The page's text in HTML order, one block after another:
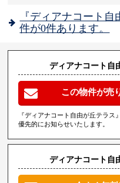
『ディアナコート
件が0件あります。
ディアナコート自
この物件が売
『ディアナコート自由が丘テラス
優先的にお知らせいたします。
ディアナコート自